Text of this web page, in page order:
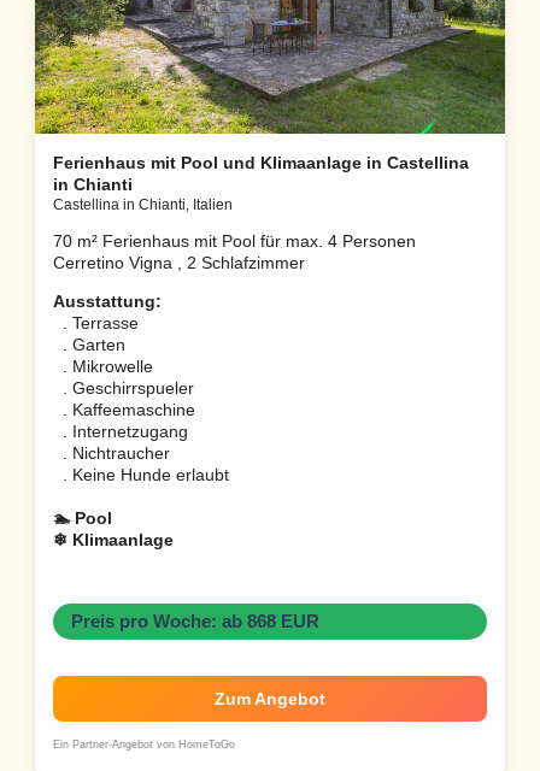
Ferienhaus mit Pool und Klimaanlage in Castellina
in Chianti
Castellina in Chianti, Italien
70 m² Ferienhaus mit Pool für max. 4 Personen
Cerretino Vigna , 2 Schlafzimmer
Ausstattung:
. Terrasse
. Garten
. Mikrowelle
. Geschirrspueler
. Kaffeemaschine
. Internetzugang
. Nichtraucher
. Keine Hunde erlaubt
🏊 Pool
❄ Klimaanlage
Preis pro Woche: ab 868 EUR
Zum Angebot
Ein Partner-Angebot von HomeToGo